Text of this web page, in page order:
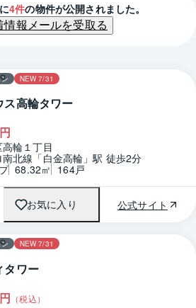
4件の物件が公開されました。
情報メールを受取る
NEW 7/31
ス高輪タワー
輪１丁目
北線「白金高輪」駅 徒歩2分
68.32㎡ 164戸
お気に入り 公式サイト
1 / 0 間取り
NEW 7/31
タワー
（税込）